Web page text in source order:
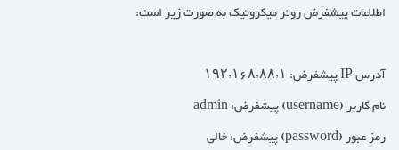
اطلاعات پیشفرض روتر میکروتیک به صورت زیر است:
آدرس IP پیشفرض: ۱۹۲٫۱۶۸٫۸۸٫۱
نام کاربر (username) پیشفرض: admin
رمز عبور (password) پیشفرض: خالی